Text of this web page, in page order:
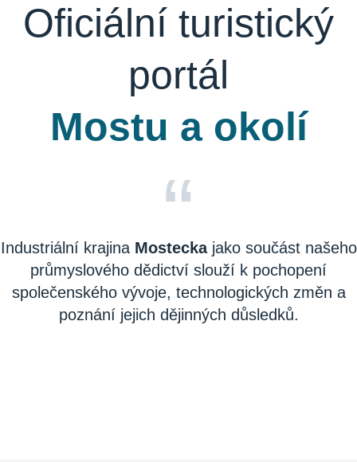
Oficiální turistický
portál
Mostu a okolí
“
Industriální krajina Mosteckajako součást našeho
průmyslového dědictví slouží k pochopení
společenského vývoje, technologických změn a
poznání jejich dějinných důsledků.